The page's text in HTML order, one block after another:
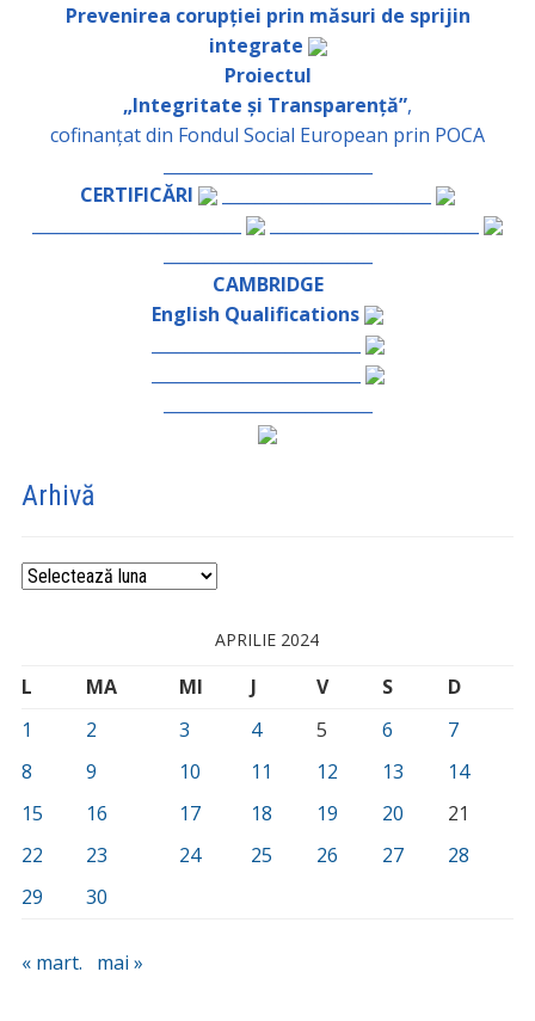
Prevenirea corupției prin măsuri de sprijin
integrate
Proiectul
„Integritate și Transparență”,
cofinanțat din Fondul Social European prin POCA
CERTIFICĂRI
CAMBRIDGE
English Qualifications
Arhivă
Arhivă
APRILIE 2024
L MA MI J V S
D
1
2 3 4 5 6
7
8
9 10 11 12 13
14
15
16 17 18 19 20
21
22
23 24 25 26 27
28
29
30
« mart. mai »